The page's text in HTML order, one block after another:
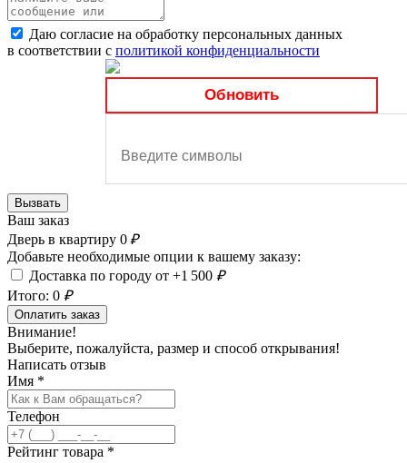
Даю согласие на обработку персональных данных
в соответствии с политикой конфиденциальности
Обновить
Вызвать
Ваш заказ
Дверь в квартиру 0₽
Добавьте необходимые опции к вашему заказу:
Доставка по городу от +1 500 ₽
Итого: 0 ₽
Оплатить заказ
Внимание!
Выберите, пожалуйста, размер и способ открывания!
Написать отзыв
Имя *
Телефон
Рейтинг товара *